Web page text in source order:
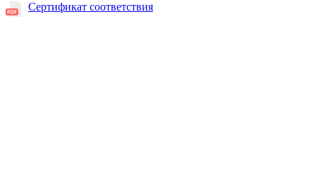
Сертификат соответствия